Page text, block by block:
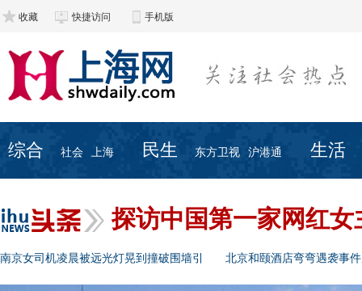
收藏 快捷访问 手机版
综合 社会 上海 民生 东方卫视 沪港通 生活
探访中国第一家网红
南京女司机凌晨被远光灯晃到撞破围墙引 北京和颐酒店弯弯遇袭事